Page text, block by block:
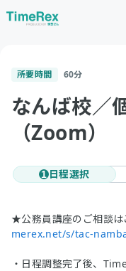
所要時間 60分
なんば校／
（Zoom）
1 日程選択
★公務員講座のご相談
merex.net/s/tac-
・日程調整完了後、